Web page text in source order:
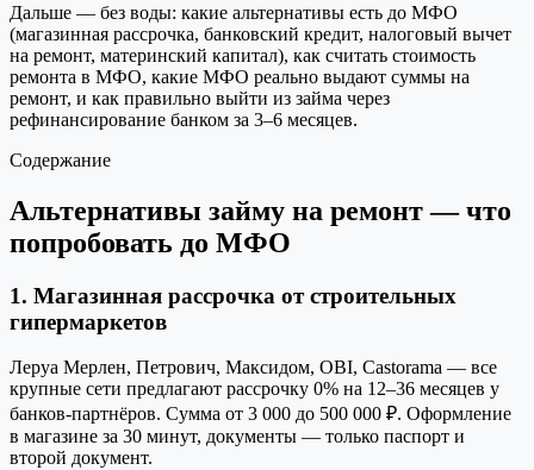
Дальше — без воды: какие альтернативы есть до МФО
(магазинная рассрочка, банковский кредит, налоговый вычет
на ремонт, материнский капитал), как считать стоимость
ремонта в МФО, какие МФО реально выдают суммы на
ремонт, и как правильно выйти из займа через
рефинансирование банком за 3–6 месяцев.
Содержание
Альтернативы займу на ремонт — что
попробовать до МФО
1. Магазинная рассрочка от строительных
гипермаркетов
Леруа Мерлен, Петрович, Максидом, OBI, Castorama — все
крупные сети предлагают рассрочку 0% на 12–36 месяцев у
банков-партнёров. Сумма от 3 000 до 500 000 ₽. Оформление
в магазине за 30 минут, документы — только паспорт и
второй документ.